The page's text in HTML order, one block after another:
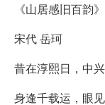
《山居感旧百韵》
宋代 岳珂
昔在淳熙日，中兴
身逢千载运，眼见